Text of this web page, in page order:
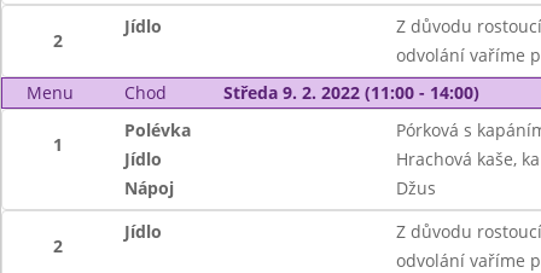
2
Jídlo
Z důvodu
odvolání vaříme
Menu
Chod Středa 9. 2. 2022 (11:00 - 14:00)
1
Polévka
Pórková s
Jídlo
Hrachová kaše,
Nápoj
Džus
2
Jídlo
Z důvodu
odvolání vaříme